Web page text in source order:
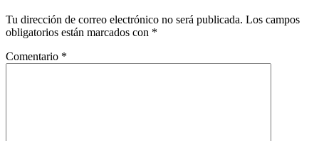
Tu dirección de correo electrónico no será publicada. Los campos
obligatorios están marcados con *
Comentario *